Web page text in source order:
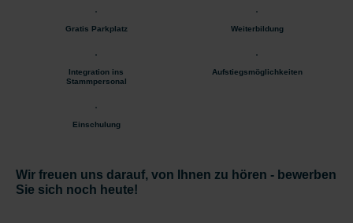
Gratis Parkplatz Weiterbildung
Integration ins
Stammpersonal
Aufstiegsmöglichkeiten
Einschulung
Wir freuen uns darauf, von Ihnen zu hören - bewerben
Sie sich noch heute!